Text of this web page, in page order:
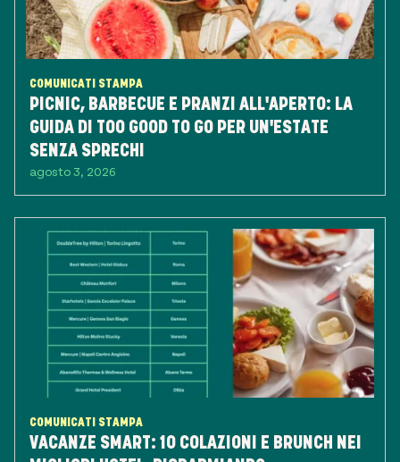
COMUNICATI STAMPA
PICNIC, BARBECUE E PRANZI ALL'APERTO: LA
GUIDA DI TOO GOOD TO GO PER UN'ESTATE
SENZA SPRECHI
agosto 3, 2026
COMUNICATI STAMPA
VACANZE SMART: 10 COLAZIONI E BRUNCH NEI